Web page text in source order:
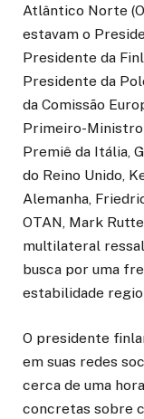
Atlântico Norte
estavam o
Presidente da
Presidente da
da Comissão
Primeiro-Ministro
Premiê da Itália,
do Reino Unido,
Alemanha,
OTAN, Mark
multilateral
busca por uma
estabilidade
O presidente
em suas redes
cerca de uma
concretas sobre